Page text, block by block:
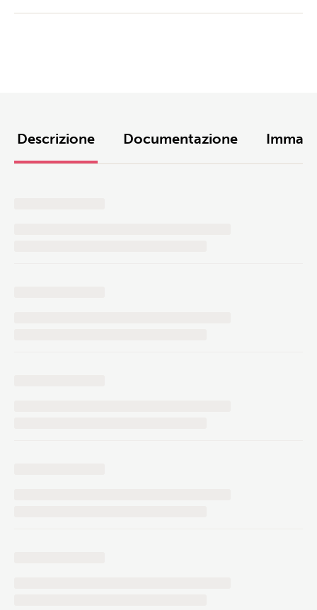
Descrizione Documentazione